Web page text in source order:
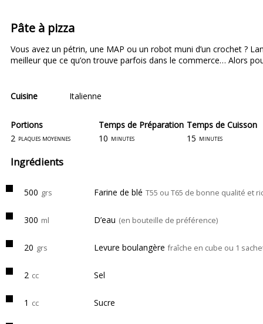
Pâte à pizza
Vous avez un pétrin, une MAP ou un robot muni d’un crochet ?
meilleur que ce qu’on trouve parfois dans le commerce… Alors
Cuisine Italienne
Portions
Temps de Préparation
2 plaques moyennes 10 minutes
Temps de Cuisson
15 minutes
Ingrédients
500 grs Farine de blé T55 ou T65 de bonne qualité et
300 ml D’eau (en bouteille de préférence)
20 grs Levure boulangère fraîche en cube ou 1
2 cc Sel
1 cc Sucre